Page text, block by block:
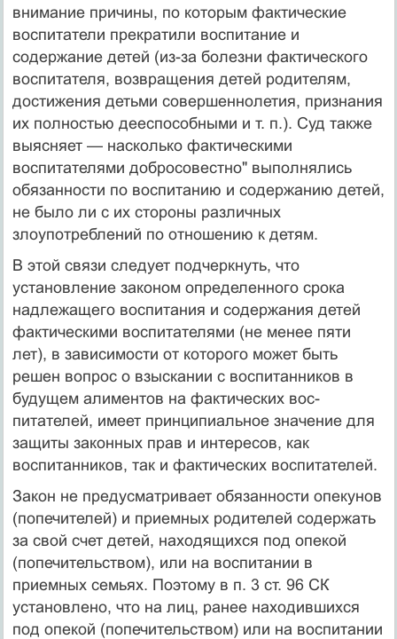
внимание при­чины, по которым фактические
воспитатели прекратили воспи­тание и
содержание детей (из-за болезни фактического
воспита­теля, возвращения детей родителям,
достижения детьми совер­шеннолетия, признания
их полностью дееспособными и т. п.). Суд также
выясняет — насколько фактическими
воспитателями добросовестно" выполнялись
обязанности по воспитанию и содержанию детей,
не было ли с их стороны различных
злоупотреблений по отношению к детям.
В этой связи следует подчеркнуть, что
установление законом определенного срока
надлежащего воспитания и содер­жания детей
фактическими воспитателями (не менее пяти
лет), в зависимости от которого может быть
решен вопрос о взыска­нии с воспитанников в
будущем алиментов на фактических вос­
питателей, имеет принципиальное значение для
защиты за­конных прав и интересов, как
воспитанников, так и фактичес­ких воспитателей.
Закон не предусматривает обязанности опекунов
(попечителей) и приемных родителей содержать
за свой счет детей, находящихся под опекой
(попечительством), или на воспитании в
приемных семьях. Поэтому в п. 3 ст. 96 СК
установлено, что на лиц, ранее находившихся
под опекой (попечительством) или на воспитании